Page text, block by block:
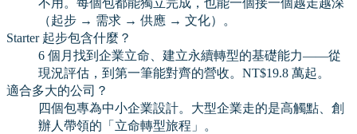
不用。每個包都能獨立完成，也能一個接一個越走越深
（起步 → 需求 → 供應 → 文化）。
Starter 起步包含什麼？
6 個月找到企業立命、建立永續轉型的基礎能力——從
現況評估，到第一筆能對齊的營收。NT$19.8 萬起。
適合多大的公司？
四個包專為中小企業設計。大型企業走的是高觸點、創
辦人帶領的「立命轉型旅程」。